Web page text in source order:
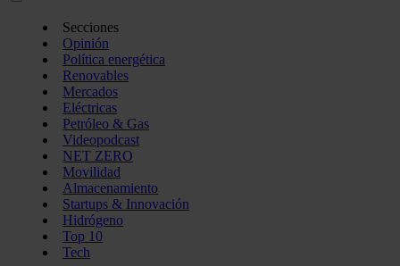
Secciones
Opinión
Política energética
Renovables
Mercados
Eléctricas
Petróleo & Gas
Videopodcast
NET ZERO
Movilidad
Almacenamiento
Startups & Innovación
Hidrógeno
Top 10
Tech